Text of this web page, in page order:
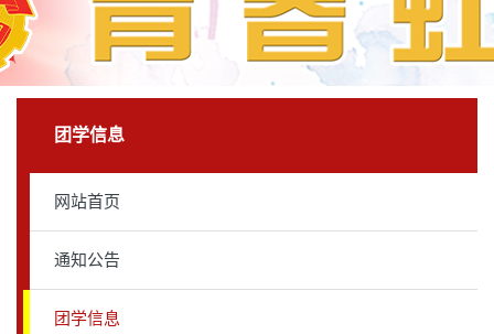
团委文件
团学信息
网站首页
通知公告
团学信息